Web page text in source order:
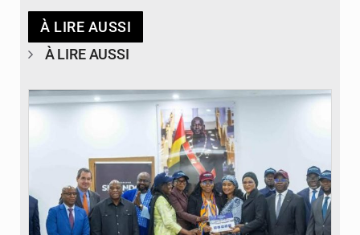
À LIRE AUSSI
À LIRE AUSSI